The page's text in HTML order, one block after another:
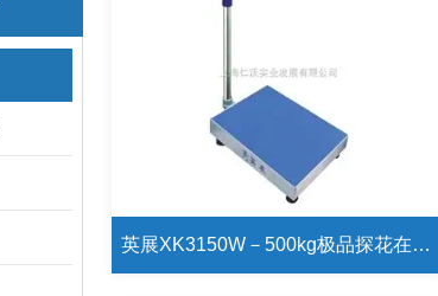
英展XK3150W－500kg极品探花在线播放